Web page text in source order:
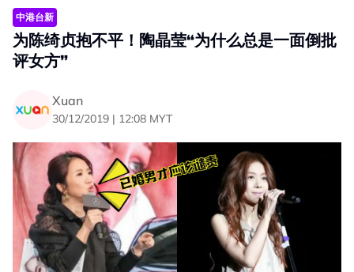
中港台新
为陈绮贞抱不平！陶晶莹“为什么总是一面倒批
评女方”
Xuan
30/12/2019 | 12:08 MYT